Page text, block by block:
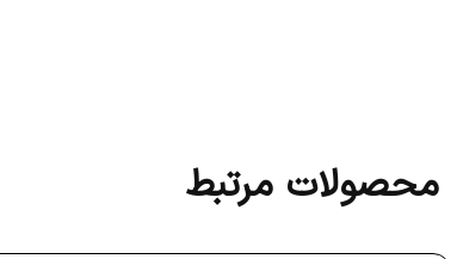
محصولات مرتبط